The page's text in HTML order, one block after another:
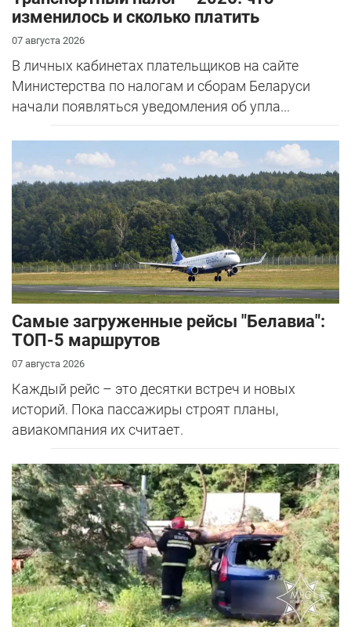
изменилось и сколько платить
07 августа 2026
В личных кабинетах плательщиков на сайте
Министерства по налогам и сборам Беларуси
начали появляться уведомления об упла...
Самые загруженные рейсы "Белавиа":
ТОП-5 маршрутов
07 августа 2026
Каждый рейс – это десятки встреч и новых
историй. Пока пассажиры строят планы,
авиакомпания их считает.